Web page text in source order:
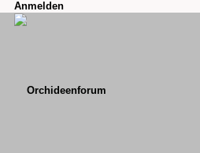
Anmelden